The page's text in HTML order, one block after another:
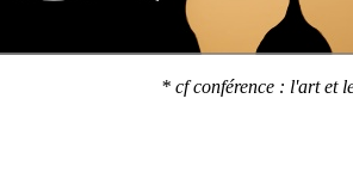
* cf conférence : l'art et